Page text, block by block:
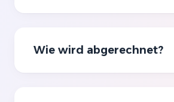
Wie wird abgerechnet?